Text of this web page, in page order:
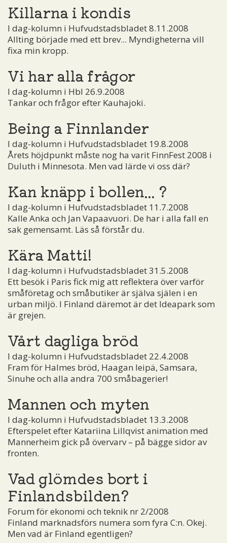
Killarna i kondis
I dag-kolumn i Hufvudstadsbladet 8.11.2008
Allting började med ett brev... Myndigheterna vill
fixa min kropp.
Vi har alla frågor
I dag-kolumn i Hbl 26.9.2008
Tankar och frågor efter Kauhajoki.
Being a Finnlander
I dag-kolumn i Hufvudstadsbladet 19.8.2008
Årets höjdpunkt måste nog ha varit FinnFest 2008 i
Duluth i Minnesota. Men vad lärde vi oss där?
Kan knäpp i bollen... ?
I dag-kolumn i Hufvudstadsbladet 11.7.2008
Kalle Anka och Jan Vapaavuori. De har i alla fall en
sak gemensamt. Läs så förstår du.
Kära Matti!
I dag-kolumn i Hufvudstadsbladet 31.5.2008
Ett besök i Paris fick mig att reflektera över varför
småföretag och småbutiker är själva själen i en
urban miljö. I Finland däremot är det Ideapark som
är grejen.
Vårt dagliga bröd
I dag-kolumn i Hufvudstadsbladet 22.4.2008
Fram för Halmes bröd, Haagan leipä, Samsara,
Sinuhe och alla andra 700 småbagerier!
Mannen och myten
I dag-kolumn i Hufvudstadsbladet 13.3.2008
Efterspelet efter Katariina Lillqvist animation med
Mannerheim gick på övervarv – på bägge sidor av
fronten.
Vad glömdes bort i
Finlandsbilden?
Forum för ekonomi och teknik nr 2/2008
Finland marknadsförs numera som fyra C:n. Okej.
Men vad är Finland egentligen?